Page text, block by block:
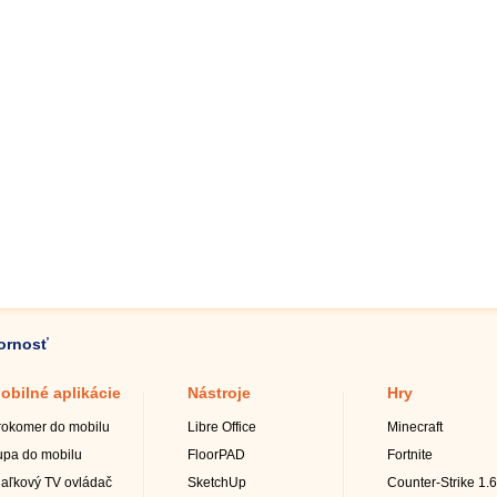
aplikácie
do mobilu
do mobilu
TV ovládač
Nástroje
Libre Office
FloorPAD
SketchUp
Hry
Minecraft
Fortnite
Counter-Strike 1.6